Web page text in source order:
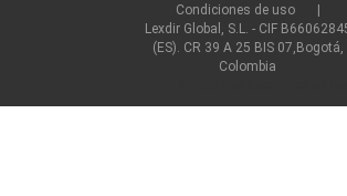
Condiciones de uso
Lexdir Global, S.L. - CIF
(ES). CR 39 A 25 BIS 07,Bogotá,
Colombia